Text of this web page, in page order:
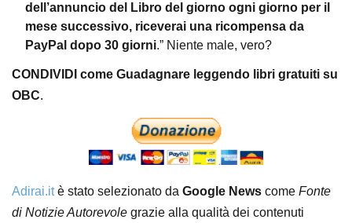
dell’annuncio del Libro del giorno ogni giorno per il
mese successivo, riceverai una ricompensa da
PayPal dopo 30 giorni.” Niente male, vero?
CONDIVIDI come Guadagnare leggendo libri gratuiti su
OBC.
Adirai.itè stato selezionato da Google News come Fonte
di Notizie Autorevole grazie alla qualità dei contenuti